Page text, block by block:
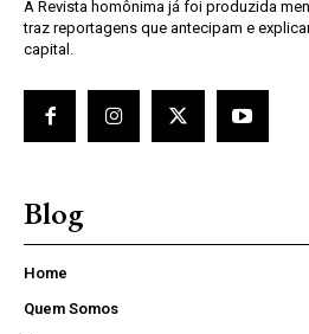
A Revista homônima já foi produzida
traz reportagens que antecipam e
capital.
Blog
Home
Quem Somos